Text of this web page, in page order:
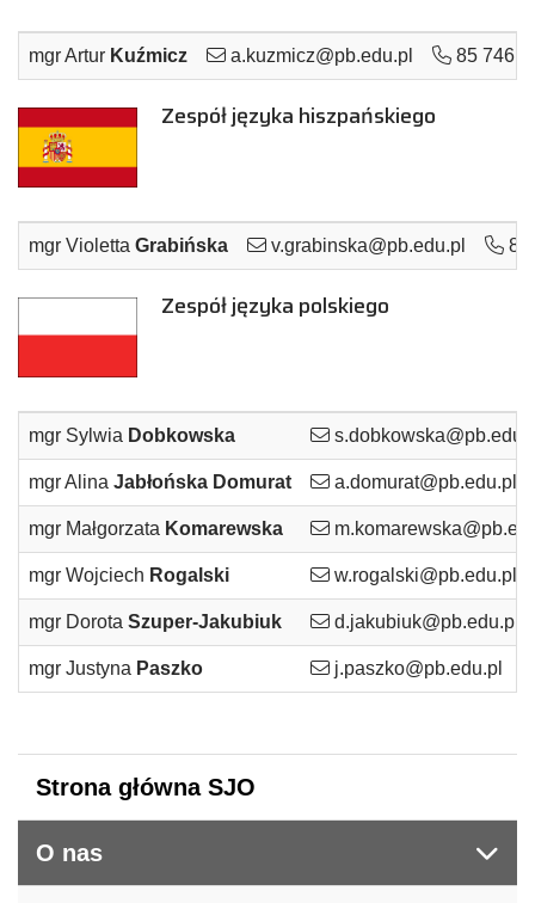
mgr Artur Kuźmicz a.kuzmicz@pb.edu.pl 85 746
Zespół języka hiszpańskiego
mgr Violetta Grabińska v.grabinska@pb.edu.pl 85
Zespół języka polskiego
mgr Sylwia Dobkowska
mgr Alina Jabłońska Domurat a.domurat@pb.edu.pl
mgr Małgorzata Komarewska
mgr Wojciech Rogalski w.rogalski@pb.edu.pl
mgr Dorota Szuper-Jakubiuk d.jakubiuk@pb.edu.pl
mgr Justyna Paszko j.paszko@pb.edu.pl
Strona główna SJO
O nas